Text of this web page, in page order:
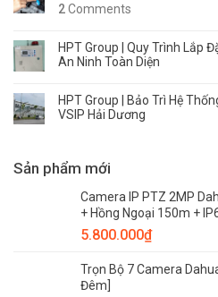
2Comments
HPT Group | Quy Trình Lắp
An Ninh Toàn Diện
HPT Group | Bảo Trì Hệ
VSIP Hải Dương
Sản phẩm mới
Camera IP PTZ 2MP
+ Hồng Ngoại 150m +
5.800.000₫
Trọn Bộ 7 Camera
Đêm]